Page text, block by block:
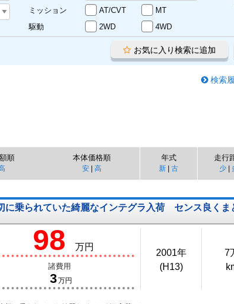
ミッション AT/CVT
MT
駆動
2WD 4WD
お気に入り検索に追加
検索
順 本体価格順
安| 高
年式
新 | 古
走行
少 |
に乗られていた綺麗なインテグラ入荷 センス良く
98 万円
諸費用
3万円
2001年
(H13)
7